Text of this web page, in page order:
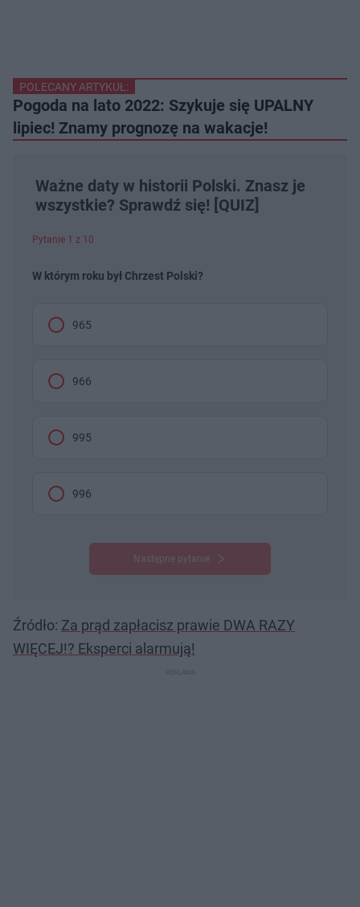
POLECANY ARTYKUŁ:
Pogoda na lato 2022: Szykuje się UPALNY
lipiec! Znamy prognozę na wakacje!
Ważne daty w historii Polski. Znasz je
wszystkie? Sprawdź się! [QUIZ]
Pytanie 1 z 10
W którym roku był Chrzest Polski?
965
966
995
996
Następne pytanie
Źródło: Za prąd zapłacisz prawie DWA RAZY
WIĘCEJ!? Eksperci alarmują!